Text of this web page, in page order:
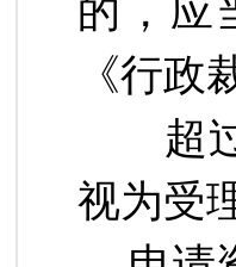
的，应
《行政
超过5
视为受